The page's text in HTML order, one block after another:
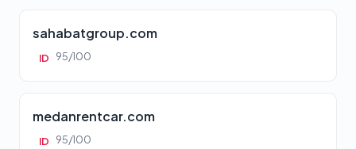
sahabatgroup.com
ID 95/100
medanrentcar.com
ID 95/100